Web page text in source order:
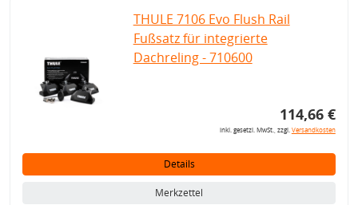
THULE 7106 Evo Flush Rail
Fußsatz für integrierte
Dachreling - 710600
114,66 €
inkl. gesetzl. MwSt., zzgl.Versandkosten
Details
Merkzettel